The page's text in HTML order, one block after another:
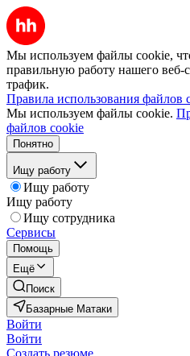
Мы используем файлы cookie,
правильную работу нашего веб-
трафик.
Правила использования файлов
Мы используем файлы cookie.
файлов cookie
Понятно
Ищу работу
Ищу работу
Ищу работу
Ищу сотрудника
Сервисы
Помощь
Ещё
Поиск
Базарные Матаки
Войти
Войти
Создать резюме